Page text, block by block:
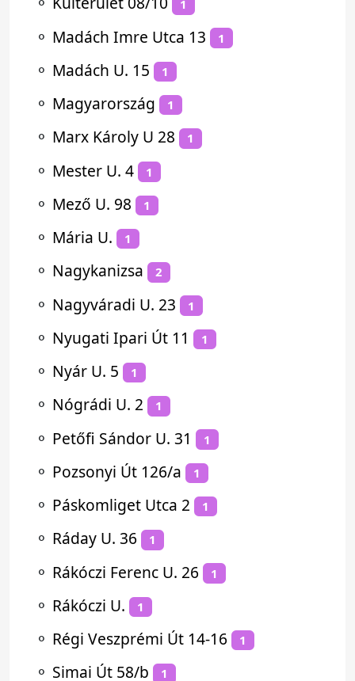
1
⚬ Madách Imre Utca 13 1
⚬ Madách U. 15 1
⚬ Magyarország 1
⚬ Marx Károly U 28 1
⚬ Mester U. 4 1
⚬ Mező U. 98 1
⚬ Mária U. 1
⚬ Nagykanizsa 2
⚬ Nagyváradi U. 23 1
⚬ Nyugati Ipari Út 11 1
⚬ Nyár U. 5 1
⚬ Nógrádi U. 2 1
⚬ Petőfi Sándor U. 31 1
⚬ Pozsonyi Út 126/a 1
⚬ Páskomliget Utca 2 1
⚬ Ráday U. 36 1
⚬ Rákóczi Ferenc U. 26 1
⚬ Rákóczi U. 1
⚬ Régi Veszprémi Út 14-16 1
⚬ Simai Út 58/b 1